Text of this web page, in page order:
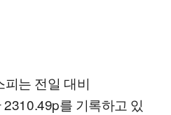
는 전일 대비
를 기록하고 있